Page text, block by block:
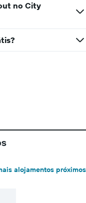
no City
alojamentos próximos